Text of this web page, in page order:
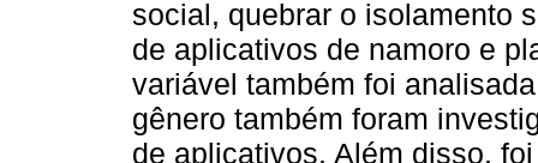
social, quebrar o isolamento
de aplicativos de namoro e
variável também foi
gênero também foram
de aplicativos. Além disso,